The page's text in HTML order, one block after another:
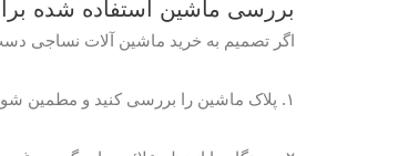
بررسی ماشین استفاده شده
اگر تصمیم به خرید ماشین آلات نساجی
۱. پلاک ماشین را بررسی کنید و مطمین شوید که مشخصات درج شده روی دستگاه با محصول مورد نظر شما سازگار است.